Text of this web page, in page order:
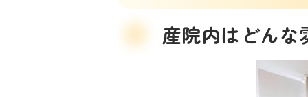
産院内はどんな